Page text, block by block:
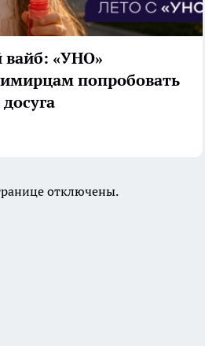
вайб: «УНО»
попробовать
отключены.